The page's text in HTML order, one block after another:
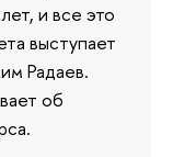
и все это
выступает
Радаев.
об